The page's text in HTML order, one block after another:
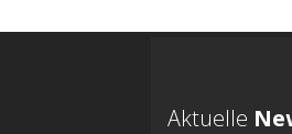
Aktuelle